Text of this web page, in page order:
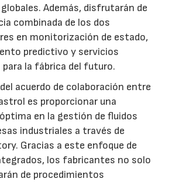
Además, disfrutarán de
combinada de los dos
en monitorización de estado,
predictivo y servicios
para la fábrica del futuro.
acuerdo de colaboración entre
es proporcionar una
en la gestión de fluidos
industriales a través de
Gracias a este enfoque de
los fabricantes no solo
de procedimientos